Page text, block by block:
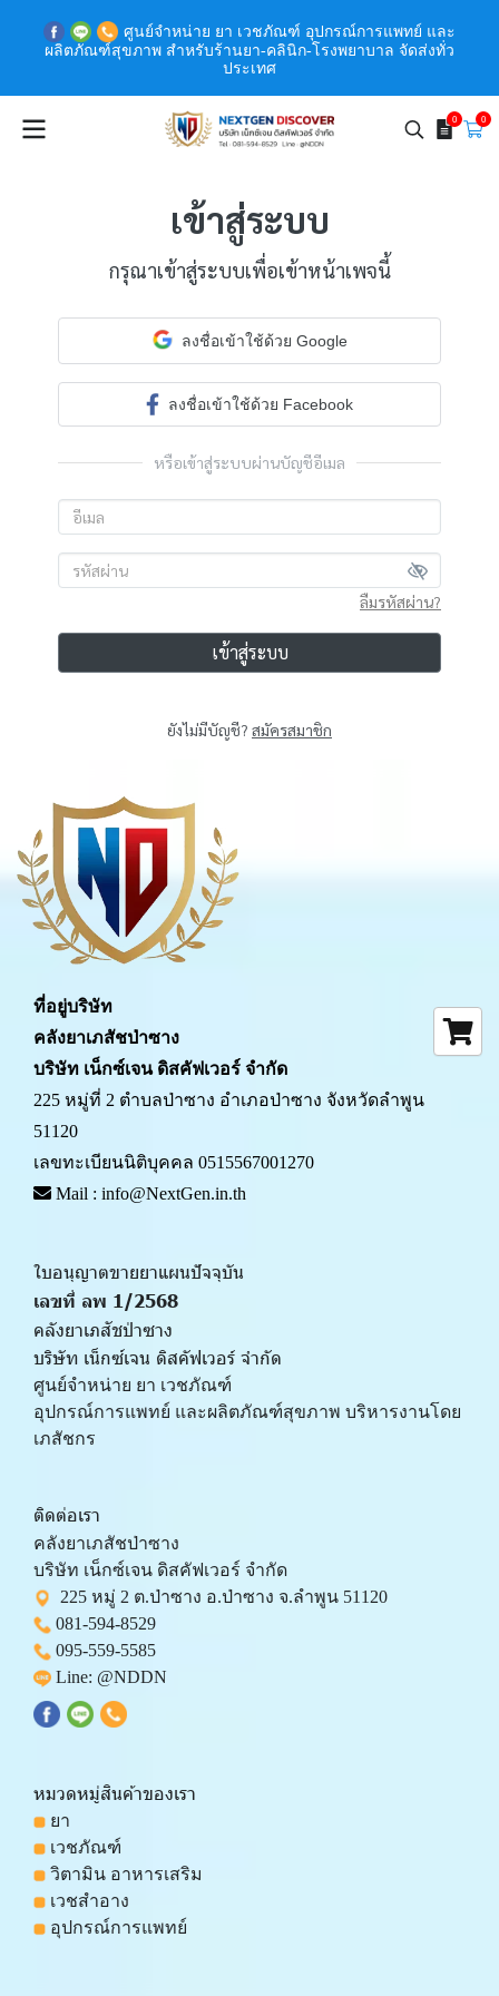
ศูนย์จำหน่าย ยา เวชภัณฑ์ อุปกรณ์การแพทย์ และ
ผลิตภัณฑ์สุขภาพ สำหรับร้านยา-คลินิก-โรงพยาบาล จัดส่งทั่ว
ประเทศ
0 0
เข้าสู่ระบบ
กรุณาเข้าสู่ระบบเพื่อเข้าหน้าเพจนี้
ลงชื่อเข้าใช้ด้วย Google
ลงชื่อเข้าใช้ด้วย Facebook
หรือเข้าสู่ระบบผ่านบัญชีอีเมล
ลืมรหัสผ่าน?
เข้าสู่ระบบ
ยังไม่มีบัญชี? สมัครสมาชิก
ที่อยู่บริษัท
คลังยาเภสัชป่าซาง
บริษัท เน็กซ์เจน ดิสคัฟเวอร์ จำกัด
225 หมู่ที่ 2 ตำบลป่าซาง อำเภอป่าซาง จังหวัดลำพูน
51120
เลขทะเบียนนิติบุคคล 0515567001270
Mail : info@NextGen.in.th
ใบอนุญาตขายยาแผนปัจจุบัน
เลขที่ ลพ 1/2568
คลังยาเภสัชป่าซาง
บริษัท เน็กซ์เจน ดิสคัฟเวอร์ จำกัด
ศูนย์จำหน่าย ยา เวชภัณฑ์
﻿อุปกรณ์การแพทย์ และผลิตภัณฑ์สุขภาพ บริหารงานโดย
เภสัชกร
ติดต่อเรา
คลังยาเภสัชป่าซาง
บริษัท เน็กซ์เจน ดิสคัฟเวอร์ จำกัด
225 หมู่ 2 ต.ป่าซาง อ.ป่าซาง จ.ลำพูน 51120
081-594-8529
095-559-5585
Line: @NDDN
หมวดหมู่สินค้าของเรา
ยา
เวชภัณฑ์
วิตามิน อาหารเสริม
เวชสำอาง
อุปกรณ์การแพทย์